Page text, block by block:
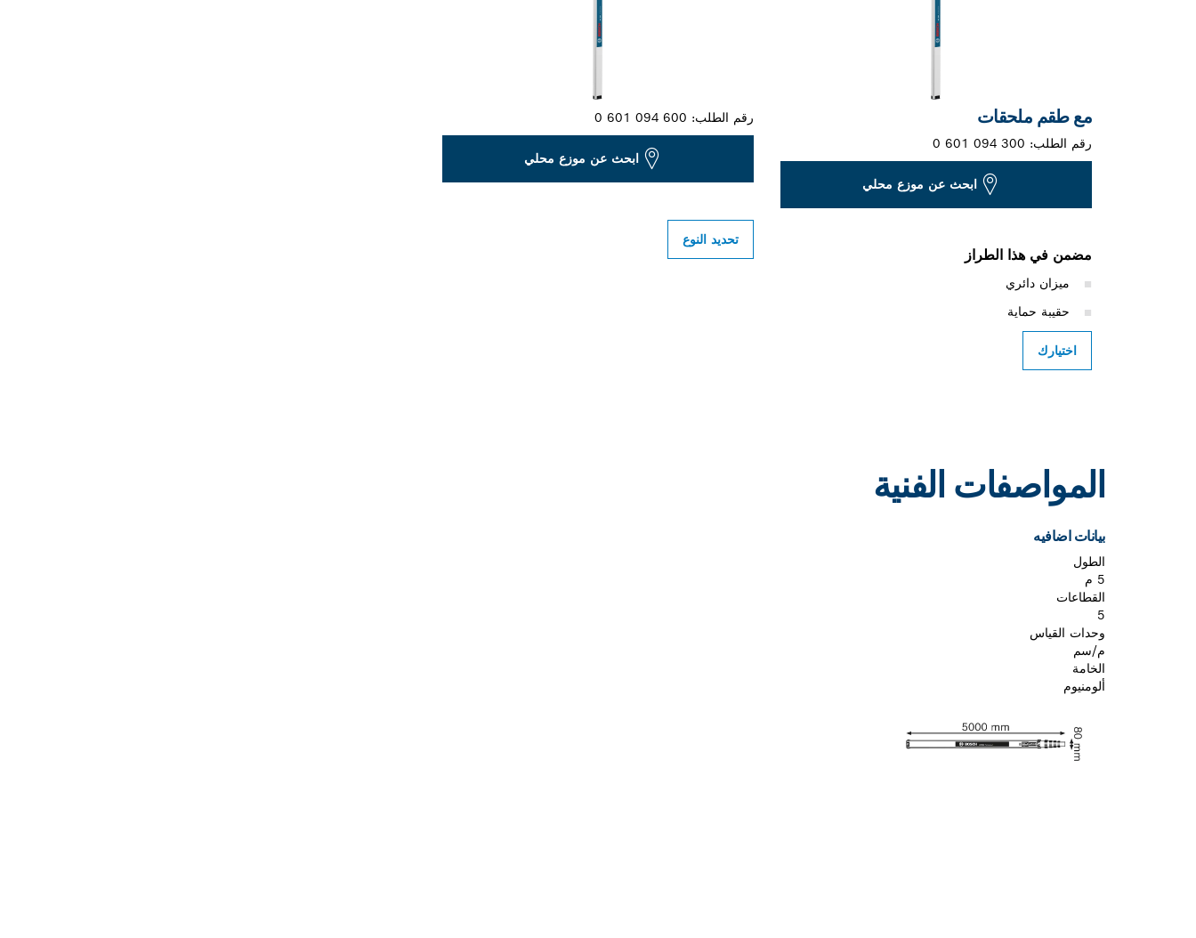
مع طقم ملحقات
رقم الطلب: 0 601 094 300
ابحث عن موزع محلي
مضمن في هذا الطراز
ميزان دائري
حقيبة حماية
اختيارك
رقم الطلب: 0 601 094 600
ابحث عن موزع محلي
تحديد النوع
المواصفات الفنية
بيانات اضافيه
الطول
5 م
القطاعات
5
وحدات القياس
م/سم
الخامة
ألومنيوم